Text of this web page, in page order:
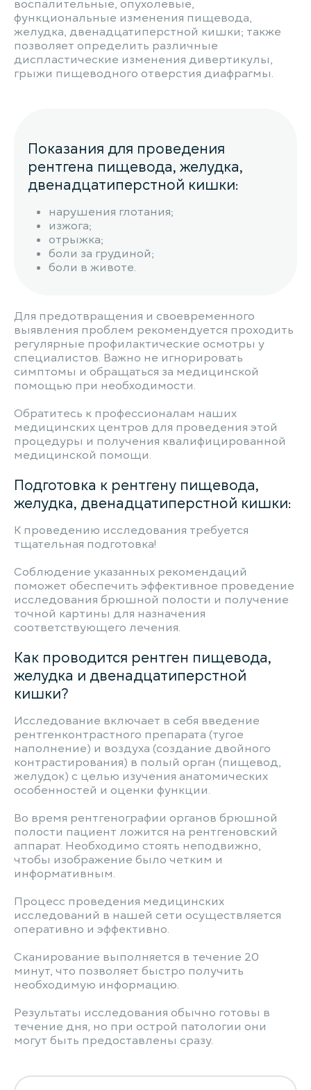
воспалительные, опухолевые,
функциональные изменения пищевода,
желудка, двенадцатиперстной кишки; также
позволяет определить различные
диспластические изменения дивертикулы,
грыжи пищеводного отверстия диафрагмы.
Показания для проведения
рентгена пищевода, желудка,
двенадцатиперстной кишки:
нарушения глотания;
изжога;
отрыжка;
боли за грудиной;
боли в животе.
Для предотвращения и своевременного
выявления проблем рекомендуется проходить
регулярные профилактические осмотры у
специалистов. Важно не игнорировать
симптомы и обращаться за медицинской
помощью при необходимости.
Обратитесь к профессионалам наших
медицинских центров для проведения этой
процедуры и получения квалифицированной
медицинской помощи.
Подготовка к рентгену пищевода,
желудка, двенадцатиперстной кишки:
К проведению исследования требуется
тщательная подготовка!
Соблюдение указанных рекомендаций
поможет обеспечить эффективное проведение
исследования брюшной полости и получение
точной картины для назначения
соответствующего лечения.
Как проводится рентген пищевода,
желудка и двенадцатиперстной
кишки?
Исследование включает в себя введение
рентгенконтрастного препарата (тугое
наполнение) и воздуха (создание двойного
контрастирования) в полый орган (пищевод,
желудок) с целью изучения анатомических
особенностей и оценки функции.
Во время рентгенографии органов брюшной
полости пациент ложится на рентгеновский
аппарат. Необходимо стоять неподвижно,
чтобы изображение было четким и
информативным.
Процесс проведения медицинских
исследований в нашей сети осуществляется
оперативно и эффективно.
Сканирование выполняется в течение 20
минут, что позволяет быстро получить
необходимую информацию.
Результаты исследования обычно готовы в
течение дня, но при острой патологии они
могут быть предоставлены сразу.